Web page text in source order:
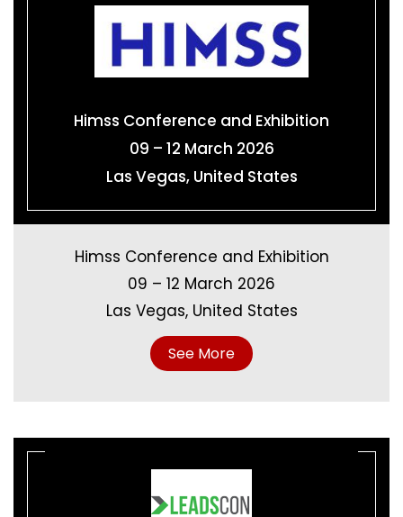
Himss Conference and Exhibition
09 – 12 March 2026
Las Vegas, United States
Himss Conference and Exhibition
09 – 12 March 2026
Las Vegas, United States
See More